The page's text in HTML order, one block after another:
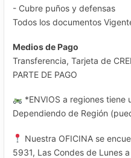
- Cubre puños y defensas
Todos los documentos
Medios de Pago
Transferencia, Tarjeta de
PARTE DE PAGO
*ENVIOS a regiones
Dependiendo de Región
Nuestra OFICINA se
5931, Las Condes de Lunes